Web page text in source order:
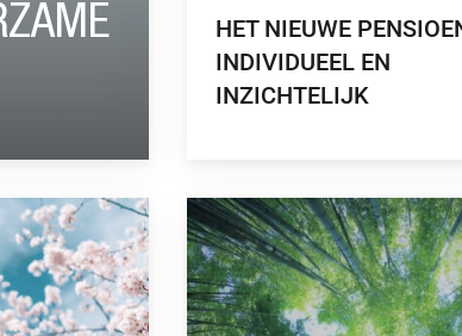
HET NIEUWE
INDIVIDUEEL EN
INZICHTELIJK
PENSIOEN”GA NAAR “WAAROM EEN